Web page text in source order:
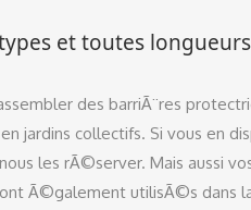
et toutes longueurs
des barriÃ¨res
jardins collectifs. Si vous en
les rÃ©server. Mais aussi
Ã©galement utilisÃ©s dans